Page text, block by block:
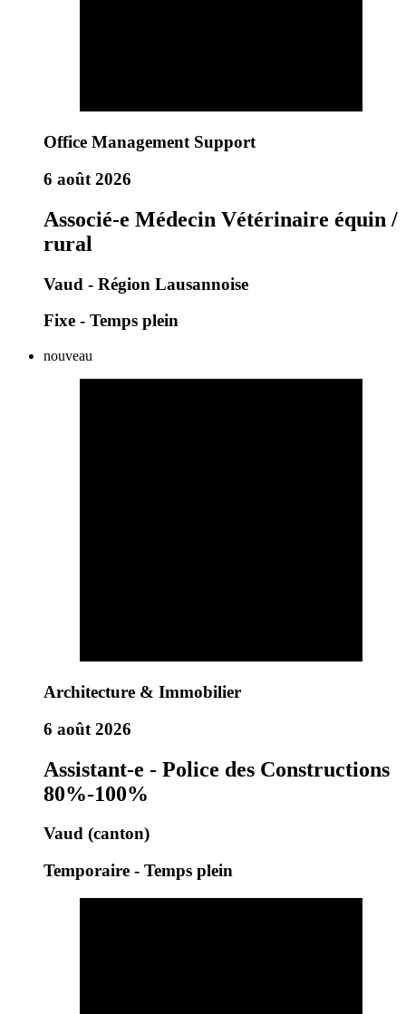
Office Management Support
6 août 2026
Associé-e Médecin Vétérinaire équin /
rural
Vaud - Région Lausannoise
Fixe - Temps plein
nouveau
Architecture & Immobilier
6 août 2026
Assistant-e - Police des Constructions
80%-100%
Vaud (canton)
Temporaire - Temps plein